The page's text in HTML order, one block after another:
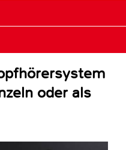
oder als